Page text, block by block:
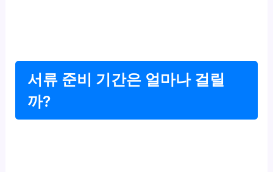
서류 준비 기간은 얼마나 걸릴
까?